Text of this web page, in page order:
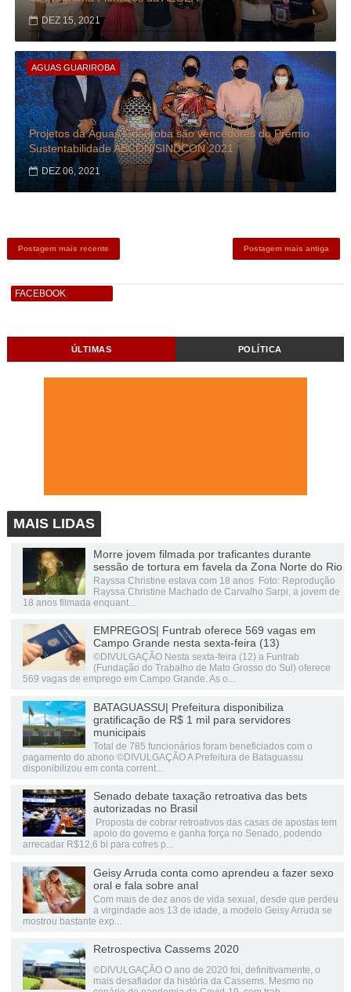
DEZ 15, 2021
AGUAS GUARIROBA
Projetos da Águas Guariroba são vencedores do Prêmio
Sustentabilidade ABCON/SINDCON 2021
DEZ 06, 2021
Postagem mais recente Postagem mais antiga
FACEBOOK
ÚLTIMAS POLÍTICA
MAIS LIDAS
Morre jovem filmada por traficantes durante
sessão de tortura em favela da Zona Norte do Rio
Rayssa Christine estava com 18 anos Foto: Reprodução
Rayssa Christine Machado de Carvalho Sarpi, a jovem de
18 anos filmada enquant...
EMPREGOS| Funtrab oferece 569 vagas em
Campo Grande nesta sexta-feira (13)
©DIVULGAÇÃO Nesta sexta-feira (12) a Funtrab
(Fundação do Trabalho de Mato Grosso do Sul) oferece
569 vagas de emprego em Campo Grande. As o...
BATAGUASSU| Prefeitura disponibiliza
gratificação de R$ 1 mil para servidores
municipais
Total de 785 funcionários foram beneficiados com o
pagamento do abono ©DIVULGAÇÃO A Prefeitura de Bataguassu
disponibilizou em conta corrent...
Senado debate taxação retroativa das bets
autorizadas no Brasil
Proposta de cobrar retroativos das casas de apostas tem
apoio do governo e ganha força no Senado, podendo
arrecadar R$12,6 bi para cofres p...
Geisy Arruda conta como aprendeu a fazer sexo
oral e fala sobre anal
Com mais de dez anos de vida sexual, desde que perdeu
a virgindade aos 13 de idade, a modelo Geisy Arruda se
mostrou bastante exp...
Retrospectiva Cassems 2020
©DIVULGAÇÃO O ano de 2020 foi, definitivamente, o
mais desafiador da história da Cassems. Mesmo no